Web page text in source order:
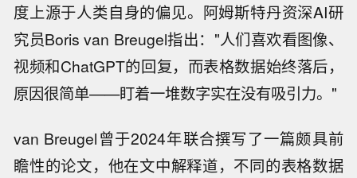
度上源于人类自身的偏见。阿姆斯特丹资深AI研
究员Boris van Breugel指出："人们喜欢看图像、
视频和ChatGPT的回复，而表格数据始终落后，
原因很简单——盯着一堆数字实在没有吸引力。"
van Breugel曾于2024年联合撰写了一篇颇具前
瞻性的论文，他在文中解释道，不同的表格数据